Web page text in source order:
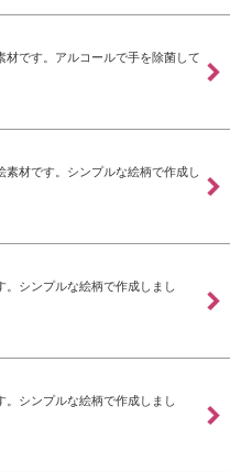
材です。アルコールで手を除菌して
素材です。シンプルな絵柄で作成し
シンプルな絵柄で作成しまし
シンプルな絵柄で作成しまし